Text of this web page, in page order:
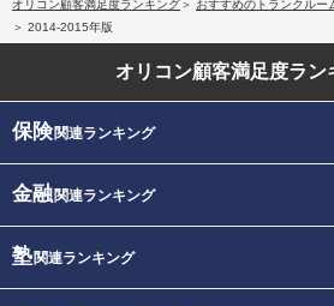
オリコン顧客満足度ランキング
おすすめのトランクルー
2014-2015年版
オリコン顧客満足度ラン
保険関連ランキング
金融関連ランキング
塾関連ランキング